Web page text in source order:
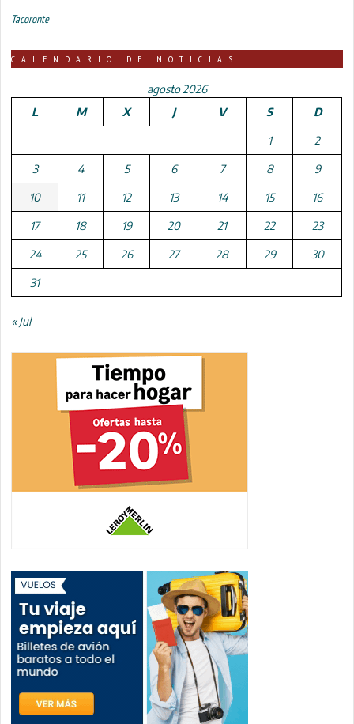
Tacoronte
CALENDARIO DE NOTICIAS
agosto 2026
L
M X J V S D
1 2
3 4 5 6 7 8 9
10 11 12 13 14 15 16
17 18 19 20 21 22 23
24 25 26 27 28 29 30
31
« Jul